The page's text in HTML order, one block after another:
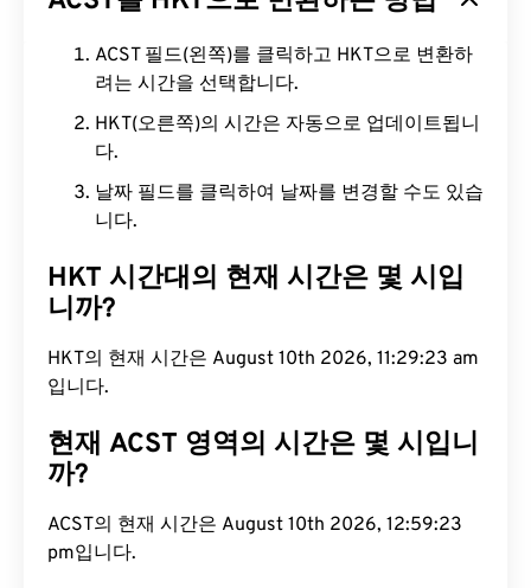
ACST 필드(왼쪽)를 클릭하고 HKT으로 변환하
려는 시간을 선택합니다.
HKT(오른쪽)의 시간은 자동으로 업데이트됩니
다.
날짜 필드를 클릭하여 날짜를 변경할 수도 있습
니다.
HKT 시간대의 현재 시간은 몇 시입
니까?
HKT의 현재 시간은 August 10th 2026, 11:29:24 am
입니다.
현재 ACST 영역의 시간은 몇 시입니
까?
ACST의 현재 시간은 August 10th 2026, 12:59:24
pm입니다.